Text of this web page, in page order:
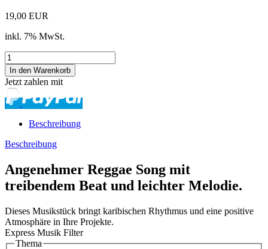
19,00 EUR
inkl. 7% MwSt.
Jetzt zahlen mit
Beschreibung
Beschreibung
Angenehmer Reggae Song mit
treibendem Beat und leichter Melodie.
Dieses Musikstück bringt karibischen Rhythmus und eine positive
Atmosphäre in Ihre Projekte.
Express Musik Filter
Thema